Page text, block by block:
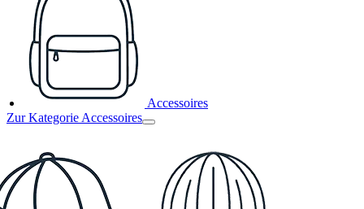
Accessoires
Zur Kategorie Accessoires